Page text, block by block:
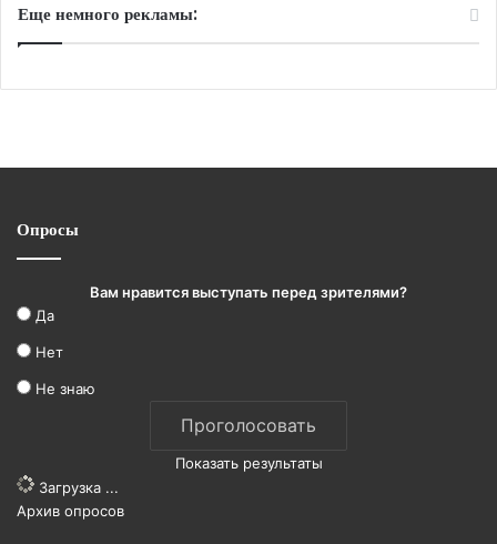
Еще немного рекламы:
Опросы
Вам нравится выступать перед зрителями?
Да
Нет
Не знаю
Показать результаты
Загрузка ...
Архив опросов